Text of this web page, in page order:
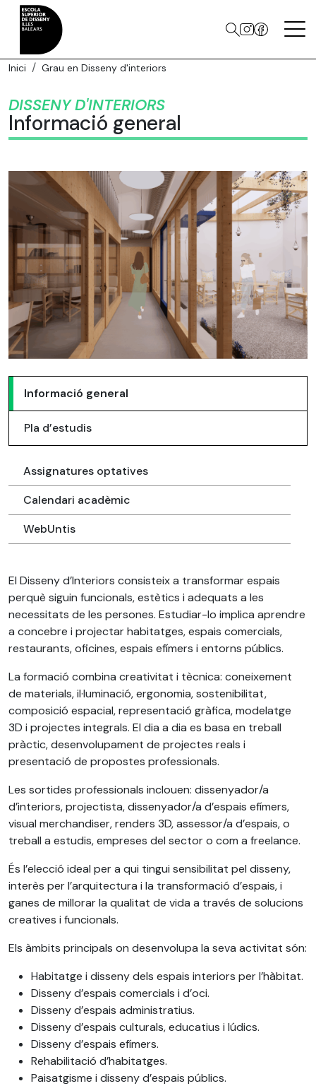
Inici Grau en Disseny d'interiors
DISSENY D'INTERIORS
Informació general
Informació general
Pla d’estudis
Assignatures optatives
Calendari acadèmic
WebUntis
El Disseny d’Interiors consisteix a transformar espais
perquè siguin funcionals, estètics i adequats a les
necessitats de les persones. Estudiar-lo implica aprendre
a concebre i projectar habitatges, espais comercials,
restaurants, oficines, espais efímers i entorns públics.
La formació combina creativitat i tècnica: coneixement
de materials, il·luminació, ergonomia, sostenibilitat,
composició espacial, representació gràfica, modelatge
3D i projectes integrals. El dia a dia es basa en treball
pràctic, desenvolupament de projectes reals i
presentació de propostes professionals.
Les sortides professionals inclouen: dissenyador/a
d’interiors, projectista, dissenyador/a d’espais efímers,
visual merchandiser, renders 3D, assessor/a d’espais, o
treball a estudis, empreses del sector o com a freelance.
És l’elecció ideal per a qui tingui sensibilitat pel disseny,
interès per l’arquitectura i la transformació d’espais, i
ganes de millorar la qualitat de vida a través de solucions
creatives i funcionals.
Els àmbits principals on desenvolupa la seva activitat són:
Habitatge i disseny dels espais interiors per l’hàbitat.
Disseny d’espais comercials i d’oci.
Disseny d’espais administratius.
Disseny d’espais culturals, educatius i lúdics.
Disseny d’espais efímers.
Rehabilitació d’habitatges.
Paisatgisme i disseny d’espais públics.